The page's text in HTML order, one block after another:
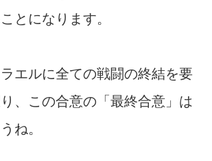
とになります。
エルに全ての戦闘の終結を要
、この合意の「最終合意」は
ね。